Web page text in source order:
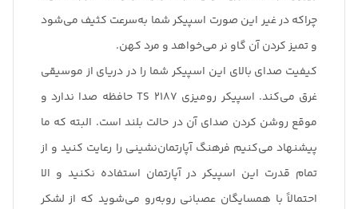
چراکه در غیر این صورت اسپیکر شما به‌سرعت کثیف می‌شود
و تمیز کردن آن گاو نر می‌خواهد و مرد کهن.
کیفیت صدای بالای این اسپیکر شما را در دریای از موسیقی
غرق می‌کند. اسپیکر رومیزی TS 2187 حافظه صدا ندارد و
موقع روشن کردن صدای آن در حالت بلند است. البته که ما
پیشنهاد می‌کنیم فرهنگ آپارتمان‌نشینی را رعایت کنید و از
تمام قدرت این اسپیکر در آپارتمان استفاده نکنید و الا
احتمالاً با همسایگان عصبانی روبه‌رو می‌شوید که از لشکر